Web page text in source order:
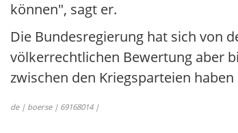
können", sagt er.
Die Bundesregierung hat sich von
völkerrechtlichen Bewertung aber
zwischen den Kriegsparteien
de | boerse | 69168014 |